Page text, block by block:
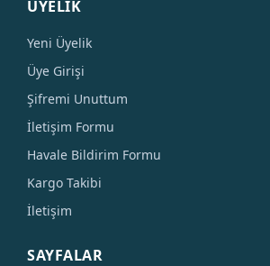
ÜYELİK
Yeni Üyelik
Üye Girişi
Şifremi Unuttum
İletişim Formu
Havale Bildirim Formu
Kargo Takibi
İletişim
SAYFALAR